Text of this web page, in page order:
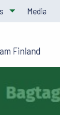
Media
Finland